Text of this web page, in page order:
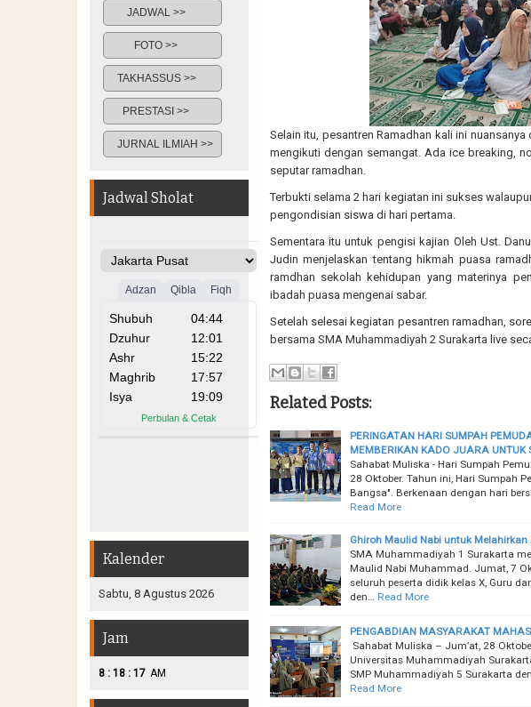
Selain itu, pesantren Ramadhan kali ini
mengikuti dengan semangat. Ada ice breaking,
seputar ramadhan.
Terbukti selama 2 hari kegiatan ini sukses
pengondisian siswa di hari pertama.
Sementara itu untuk pengisi kajian Oleh Ust.
Judin menjelaskan tentang hikmah puasa
ramdhan sekolah kehidupan yang materinya
ibadah puasa mengenai sabar.
Setelah selesai kegiatan pesantren ramadhan,
bersama SMA Muhammadiyah 2 Surakarta live
Related Posts:
PERINGATAN HARI SUMPAH
MEMBERIKAN KADO JUARA UNTUK
Sahabat Muliska - Hari Sumpah
28 Oktober. Tahun ini, Hari Sumpah
Bangsa". Berkenaan dengan hari
Read More
Ghiroh Maulid Nabi untuk Melahirkan
SMA Muhammadiyah 1 Surakarta
Maulid Nabi Muhammad. Jumat, 7
seluruh peserta didik kelas X, Guru
den…
Read More
PENGABDIAN MASYARAKAT
Sahabat Muliska – Jum’at, 28
Universitas Muhammadiyah
SMP Muhammadiyah 5 Surakarta
Read More
JADWAL >>
FOTO >>
TAKHASSUS >>
PRESTASI >>
JURNAL ILMIAH >>
Jadwal Sholat
Kalender
Sabtu, 8 Agustus 2026
Jam
8 : 18 : 18 AM